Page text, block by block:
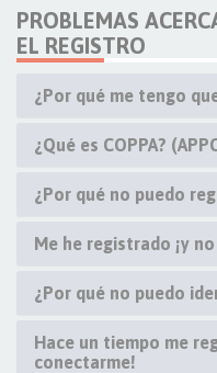
PROBLEMAS
EL REGISTRO
¿Por qué me tengo
¿Qué es COPPA?
¿Por qué no puedo
Me he registrado ¡y
¿Por qué no puedo
Hace un tiempo me
conectarme!